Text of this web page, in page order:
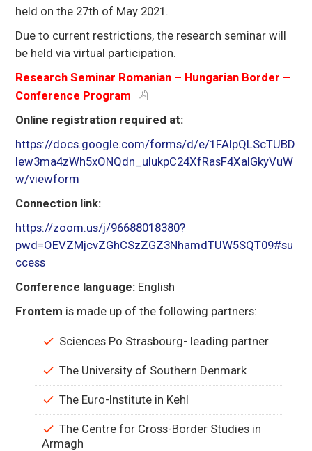
held on the 27th of May 2021.
Due to current restrictions, the research seminar will
be held via virtual participation.
Research Seminar Romanian – Hungarian Border –
Conference Program
Online registration required at:
https://docs.google.com/forms/d/e/1FAIpQLScTUBD
Iew3ma4zWh5xONQdn_uIukpC24XfRasF4XaIGkyVuW
w/viewform
Connection link:
https://zoom.us/j/96688018380?
pwd=OEVZMjcvZGhCSzZGZ3NhamdTUW5SQT09#su
ccess
Conference language: English
Frontem is made up of the following partners:
Sciences Po Strasbourg- leading partner
The University of Southern Denmark
The Euro-Institute in Kehl
The Centre for Cross-Border Studies in
Armagh